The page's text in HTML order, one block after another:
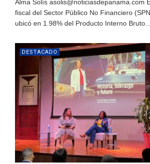
Alma Solís asolis@noticiasdepanama.com
fiscal del Sector Público No Financiero
ubicó en 1.98% del Producto Interno Bruto...
DESTACADO